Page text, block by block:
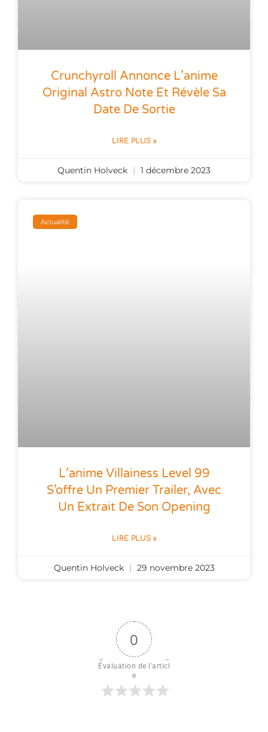
Crunchyroll Annonce L’anime
Original Astro Note Et Révèle Sa
Date De Sortie
LIRE PLUS »
Quentin Holveck 1 décembre 2023
Actualité
L’anime Villainess Level 99
S’offre Un Premier Trailer, Avec
Un Extrait De Son Opening
LIRE PLUS »
Quentin Holveck 29 novembre 2023
0
Évaluation de l'articl
e